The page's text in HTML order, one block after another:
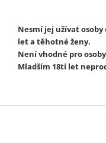
Nesmí jej užívat
let a těhotné ženy.
Není vhodné pro
Mladším 18ti let